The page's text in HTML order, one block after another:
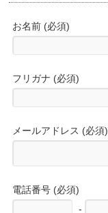
お名前 (必須)
フリガナ (必須)
メールアドレス (必須)
電話番号 (必須)
-